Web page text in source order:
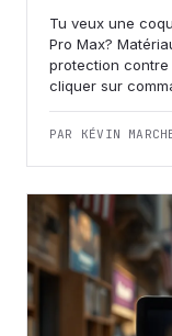
Tu veux une
Pro Max?
protection
cliquer sur
PAR KÉVIN